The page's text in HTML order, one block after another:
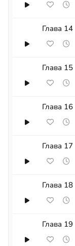
Глава 14
Глава 15
Глава 16
Глава 17
Глава 18
Глава 19